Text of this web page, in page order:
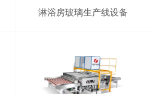
淋浴房玻璃生产线设备